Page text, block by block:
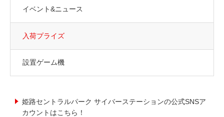
イベント&ニュース
入荷プライズ
設置ゲーム機
姫路セントラルパーク サイバーステーションの公式SNSア
カウントはこちら！